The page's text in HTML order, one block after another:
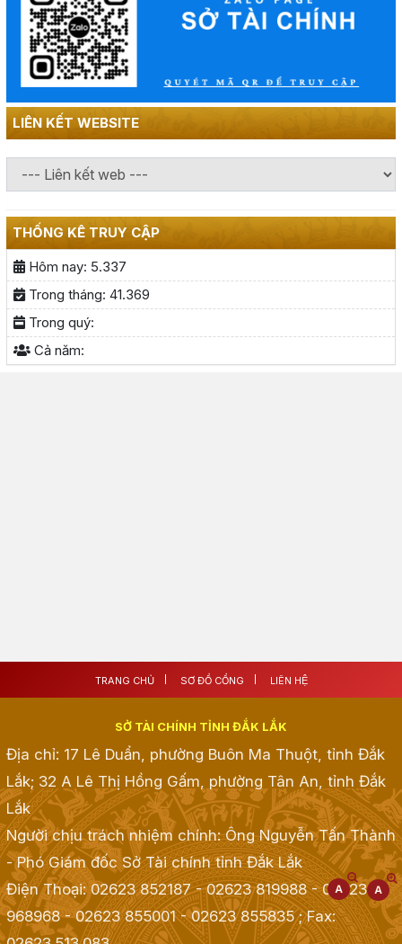
LIÊN KẾT WEBSITE
THỐNG KÊ TRUY CẬP
Hôm nay: 5.337
Trong tháng: 41.369
Trong quý:
Cả năm:
TRANG CHỦ SƠ ĐỒ CỔNG LIÊN HỆ
SỞ TÀI CHÍNH TỈNH ĐẮK LẮK
Địa chỉ: 17 Lê Duẩn, phường Buôn Ma Thuột, tỉnh Đắk
Lắk; 32 A Lê Thị Hồng Gấm, phường Tân An, tỉnh Đắk
Lắk
Người chịu trách nhiệm chính: Ông Nguyễn Tấn Thành
- Phó Giám đốc Sở Tài chính tỉnh Đắk Lắk
Điện Thoại: 02623 852187 - 02623 819988 - 02623
968968 - 02623 855001 - 02623 855835; Fax: